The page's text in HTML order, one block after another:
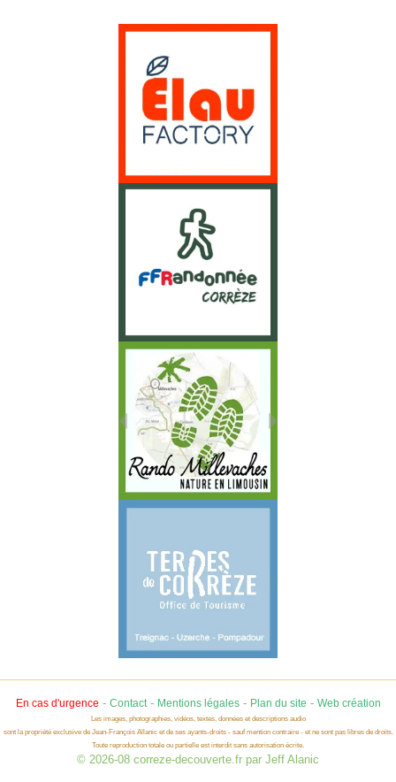
En cas d'urgence - Contact- Mentions légales- Plan du site - Web création
Les images, photographies, vidéos, textes, données et descriptions audio
sont la propriété exclusive de Jean-François Allanic et de ses ayants-droits - sauf mention contraire - et ne sont pas libres de droits.
Toute reproduction totale ou partielle est interdit sans autorisation écrite.
© 2026-08 correze-decouverte.fr par Jeff Alanic